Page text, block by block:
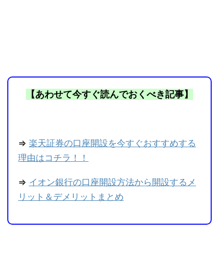
【あわせて今すぐ読んでおくべき記事】
⇒ 楽天証券の口座開設を今すぐおすすめする
理由はコチラ！！
⇒ イオン銀行の口座開設方法から開設するメ
リット＆デメリットまとめ